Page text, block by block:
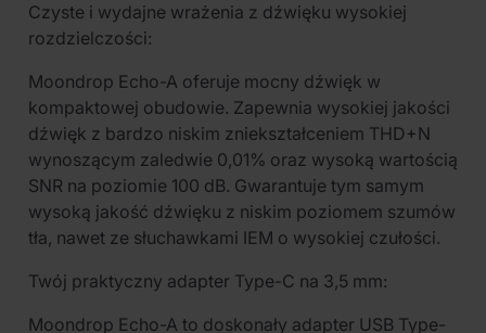
Czyste i wydajne wrażenia z dźwięku wysokiej
rozdzielczości:
Moondrop Echo-A oferuje mocny dźwięk w
kompaktowej obudowie. Zapewnia wysokiej jakości
dźwięk z bardzo niskim zniekształceniem THD+N
wynoszącym zaledwie 0,01% oraz wysoką wartością
SNR na poziomie 100 dB. Gwarantuje tym samym
wysoką jakość dźwięku z niskim poziomem szumów
tła, nawet ze słuchawkami IEM o wysokiej czułości.
Twój praktyczny adapter Type-C na 3,5 mm:
Moondrop Echo-A to doskonały adapter USB Type-